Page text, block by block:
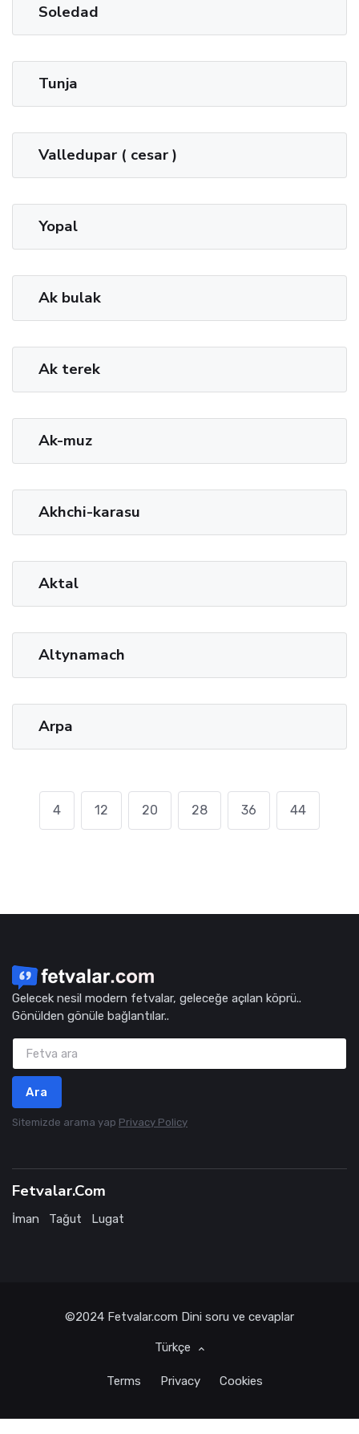
Soledad
Tunja
Valledupar ( cesar )
Yopal
Ak bulak
Ak terek
Ak-muz
Akhchi-karasu
Aktal
Altynamach
Arpa
4 12 20 28 36 44
Gelecek nesil modern fetvalar, geleceğe açılan köprü..
Gönülden gönüle bağlantılar..
Ara
Sitemizde arama yap Privacy Policy
Fetvalar.Com
İman Tağut Lugat
©2024 Fetvalar.com Dini soru ve cevaplar
Türkçe
Terms Privacy Cookies